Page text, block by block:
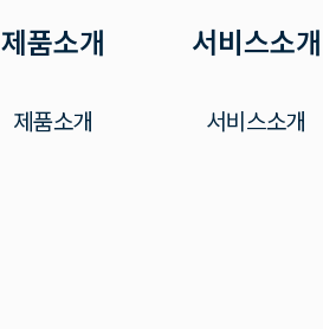
제품소개
제품소개
서비스소개
서비스소개